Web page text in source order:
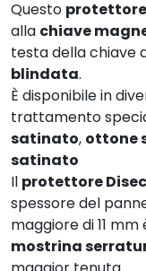
Questo
alla chiave
testa della chiave
blindata.
È disponibile in
trattamento
satinato, ottone
satinato
Il protettore
spessore del
maggiore di 11
mostrina